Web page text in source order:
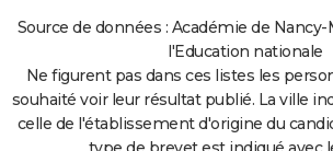
Source de données : Académie de
l'Education nationale
Ne figurent pas dans ces listes les
souhaité voir leur résultat publié. La ville
celle de l'établissement d'origine du